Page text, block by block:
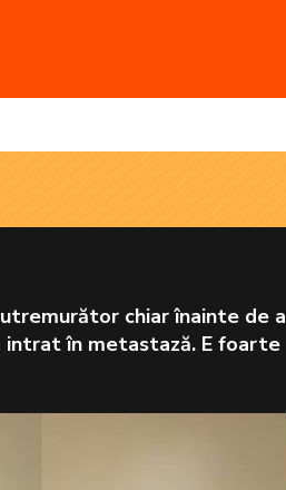
chiar înainte de a
intrat în metastază. E foarte